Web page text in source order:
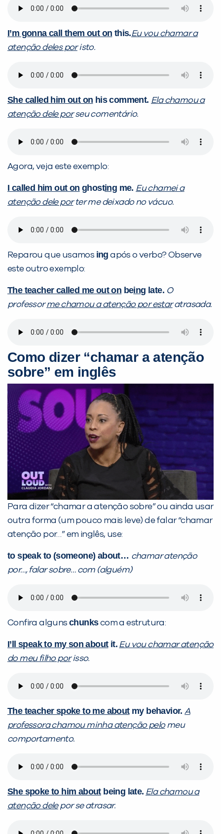
I’m gonna call them out on this.Eu vou chamar a
atenção deles poristo.
She called him out on his comment. Ela chamou a
atenção dele porseu comentário.
Agora, veja este exemplo:
I called him out on ghosting me. Eu chamei a
atenção dele porter me deixado no vácuo.
Reparou que usamos ing após o verbo? Observe
este outro exemplo:
The teacher called me out on being late. O
professorme chamou a atenção por estaratrasada.
Como dizer “chamar a atenção
sobre” em inglês
Para dizer “chamar a atenção sobre” ou ainda usar
outra forma (um pouco mais leve) de falar “chamar
atenção por…” em inglês, use:
to speak to (someone) about… chamar atenção
por…, falar sobre… com (alguém)
Confira alguns chunkscom a estrutura:
I’ll speak to my son aboutit. Eu vou chamar atenção
do meu filho porisso.
The teacher spoke to me aboutmy behavior.A
professora chamou minha atenção pelomeu
comportamento.
She spoke to him aboutbeing late. Ela chamou a
atenção delepor se atrasar.